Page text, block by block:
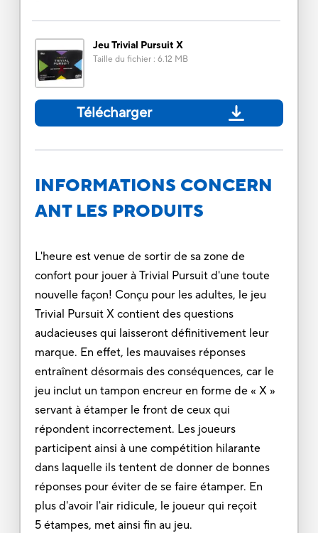
Jeu Trivial Pursuit X
Taille du fichier: 6.12 MB
Télécharger
INFORMATIONS CONCERN
ANT LES PRODUITS
L'heure est venue de sortir de sa zone de
confort pour jouer à Trivial Pursuit d'une toute
nouvelle façon! Conçu pour les adultes, le jeu
Trivial Pursuit X contient des questions
audacieuses qui laisseront définitivement leur
marque. En effet, les mauvaises réponses
entraînent désormais des conséquences, car le
jeu inclut un tampon encreur en forme de « X »
servant à étamper le front de ceux qui
répondent incorrectement. Les joueurs
participent ainsi à une compétition hilarante
dans laquelle ils tentent de donner de bonnes
réponses pour éviter de se faire étamper. En
plus d'avoir l'air ridicule, le joueur qui reçoit
5 étampes, met ainsi fin au jeu.